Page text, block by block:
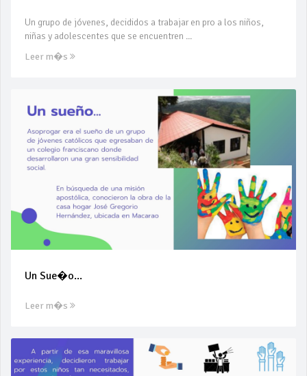
Un grupo de jóvenes, decididos a trabajar en pro a los niños,
niñas y adolescentes que se encuentren ...
Leer m�s
Un Sue�o...
Leer m�s